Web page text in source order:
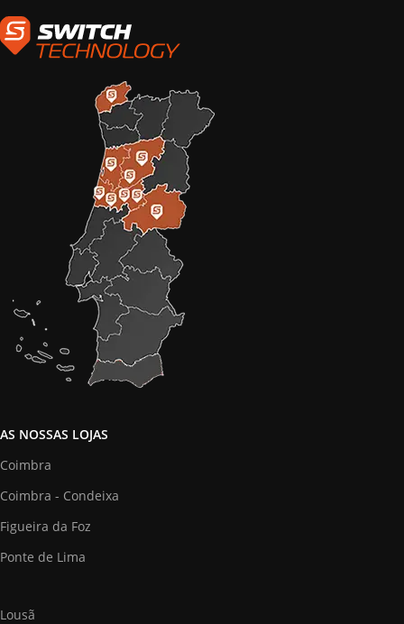
AS NOSSAS LOJAS
Coimbra
Coimbra - Condeixa
Figueira da Foz
Ponte de Lima
Lousã